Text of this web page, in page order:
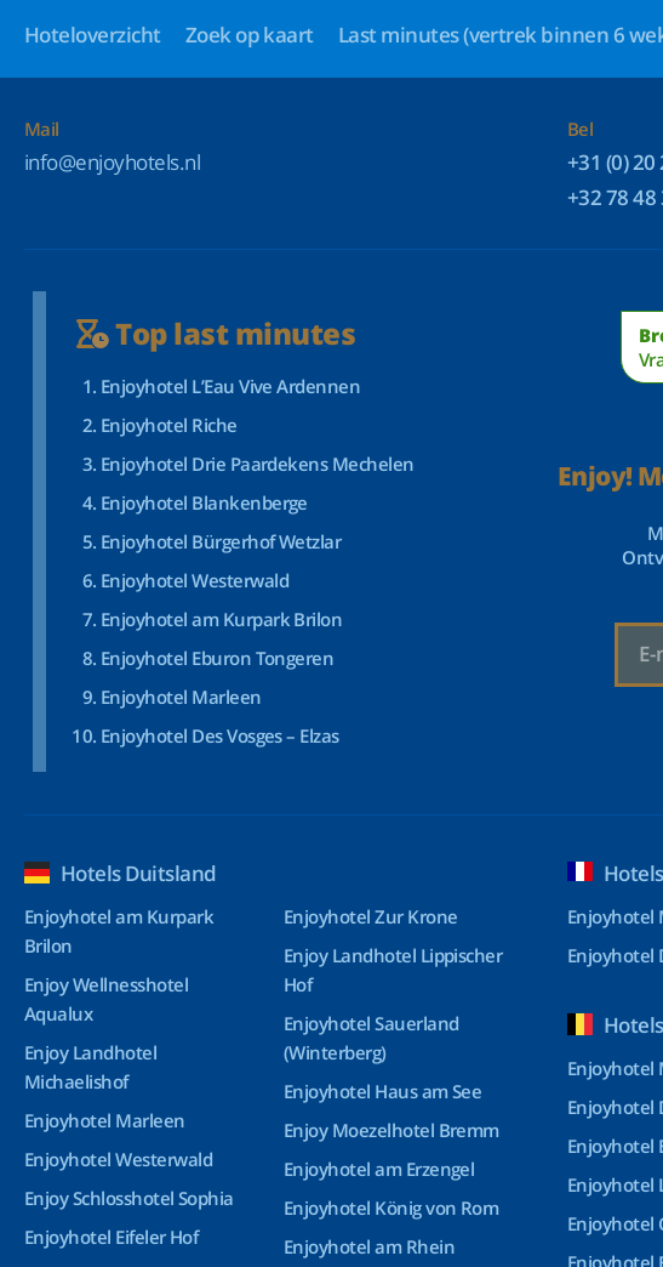
Hoteloverzicht Zoek op kaart Last minutes(vertrek binnen 6
Mail
info@enjoyhotels.nl
Bel
+31 (0)
+32 78 48
Top last minutes
Enjoyhotel L’Eau Vive Ardennen
Enjoyhotel Riche
Enjoyhotel Drie Paardekens Mechelen
Enjoyhotel Blankenberge
Enjoyhotel Bürgerhof Wetzlar
Enjoyhotel Westerwald
Enjoyhotel am Kurpark Brilon
Enjoyhotel Eburon Tongeren
Enjoyhotel Marleen
Enjoyhotel Des Vosges – Elzas
Enjoy!
Hotels Duitsland
Enjoyhotel am Kurpark
Brilon
Enjoy Wellnesshotel
Aqualux
Enjoy Landhotel
Michaelishof
Enjoyhotel Marleen
Enjoyhotel Westerwald
Enjoy Schlosshotel Sophia
Enjoyhotel Eifeler Hof
Enjoyhotel Zur Krone
Enjoy Landhotel Lippischer
Hof
Enjoyhotel Sauerland
(Winterberg)
Enjoyhotel Haus am See
Enjoy Moezelhotel Bremm
Enjoyhotel am Erzengel
Enjoyhotel König von Rom
Enjoyhotel am Rhein
Enjoyhotel
Enjoyhotel
Enjoyhotel
Enjoyhotel
Enjoyhotel
Enjoyhotel
Enjoyhotel
Enjoyhotel